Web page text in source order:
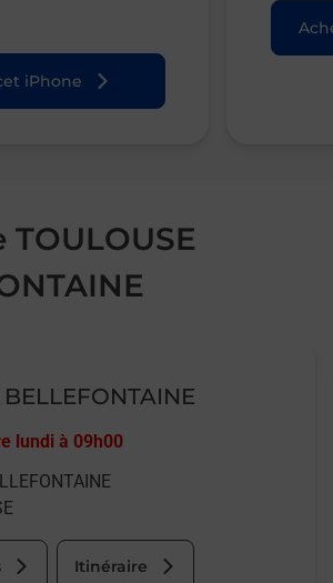
iPhone
TOULOUSE
lundi à 09h00
Itinéraire